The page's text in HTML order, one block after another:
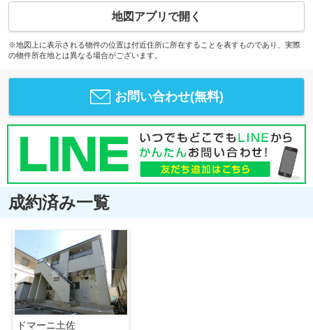
地図アプリで開く
※地図上に表示される物件の位置は付近住所に所在することを表すものであり、実際
の物件所在地とは異なる場合がございます。
お問い合わせ(無料)
成約済み一覧
ドマーニ土佐